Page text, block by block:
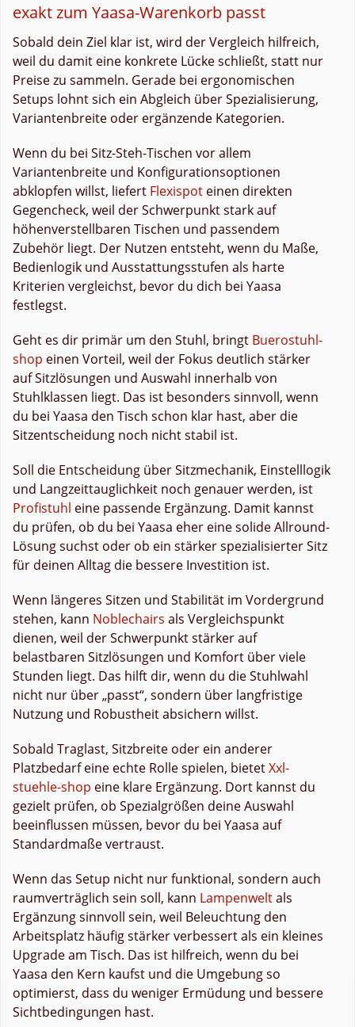
exakt zum Yaasa-Warenkorb passt
Sobald dein Ziel klar ist, wird der Vergleich hilfreich,
weil du damit eine konkrete Lücke schließt, statt nur
Preise zu sammeln. Gerade bei ergonomischen
Setups lohnt sich ein Abgleich über Spezialisierung,
Variantenbreite oder ergänzende Kategorien.
Wenn du bei Sitz-Steh-Tischen vor allem
Variantenbreite und Konfigurationsoptionen
abklopfen willst, liefert Flexispot einen direkten
Gegencheck, weil der Schwerpunkt stark auf
höhenverstellbaren Tischen und passendem
Zubehör liegt. Der Nutzen entsteht, wenn du Maße,
Bedienlogik und Ausstattungsstufen als harte
Kriterien vergleichst, bevor du dich bei Yaasa
festlegst.
Geht es dir primär um den Stuhl, bringt Buerostuhl-
shop einen Vorteil, weil der Fokus deutlich stärker
auf Sitzlösungen und Auswahl innerhalb von
Stuhlklassen liegt. Das ist besonders sinnvoll, wenn
du bei Yaasa den Tisch schon klar hast, aber die
Sitzentscheidung noch nicht stabil ist.
Soll die Entscheidung über Sitzmechanik, Einstelllogik
und Langzeittauglichkeit noch genauer werden, ist
Profistuhl eine passende Ergänzung. Damit kannst
du prüfen, ob du bei Yaasa eher eine solide Allround-
Lösung suchst oder ob ein stärker spezialisierter Sitz
für deinen Alltag die bessere Investition ist.
Wenn längeres Sitzen und Stabilität im Vordergrund
stehen, kann Noblechairs als Vergleichspunkt
dienen, weil der Schwerpunkt stärker auf
belastbaren Sitzlösungen und Komfort über viele
Stunden liegt. Das hilft dir, wenn du die Stuhlwahl
nicht nur über „passt“, sondern über langfristige
Nutzung und Robustheit absichern willst.
Sobald Traglast, Sitzbreite oder ein anderer
Platzbedarf eine echte Rolle spielen, bietetXxl-
stuehle-shop eine klare Ergänzung. Dort kannst du
gezielt prüfen, ob Spezialgrößen deine Auswahl
beeinflussen müssen, bevor du bei Yaasa auf
Standardmaße vertraust.
Wenn das Setup nicht nur funktional, sondern auch
raumverträglich sein soll, kann Lampenweltals
Ergänzung sinnvoll sein, weil Beleuchtung den
Arbeitsplatz häufig stärker verbessert als ein kleines
Upgrade am Tisch. Das ist hilfreich, wenn du bei
Yaasa den Kern kaufst und die Umgebung so
optimierst, dass du weniger Ermüdung und bessere
Sichtbedingungen hast.